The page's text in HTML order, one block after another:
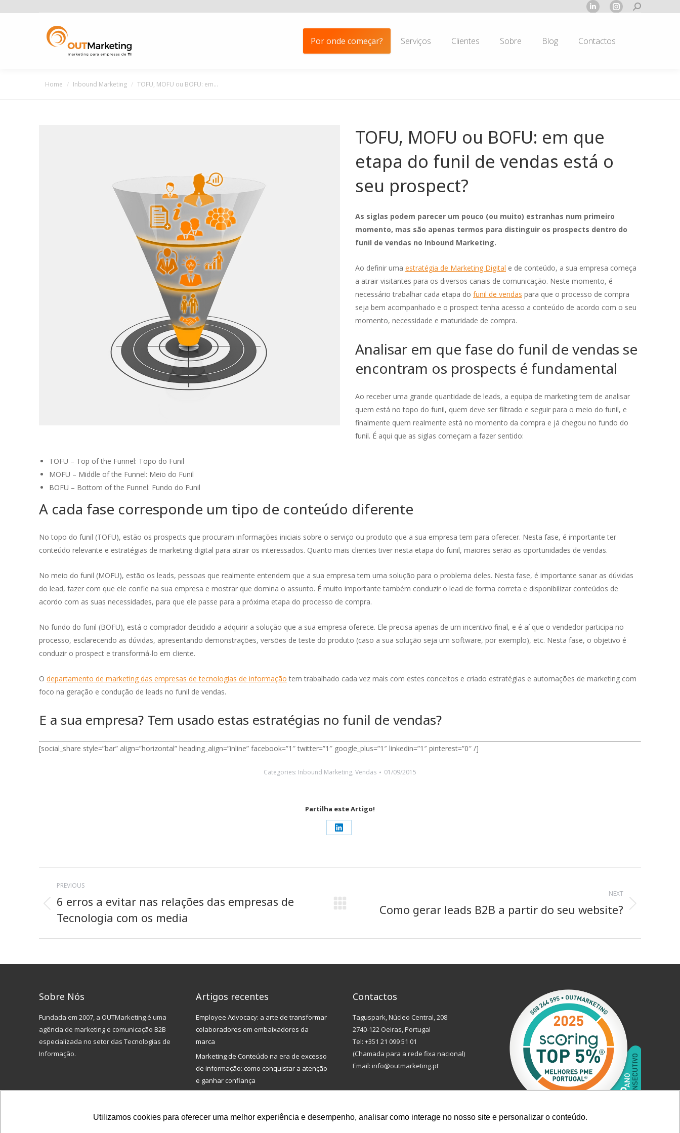
Utilizamos cookies para oferecer uma melhor experiência e desempenho, analisar como interage no nosso site e personalizar o conteúdo.
Linkedin
opens
Instagram
Search:
Por onde começar? Serviços Clientes Sobre Blog Contactos
You are here:
Home Inbound Marketing TOFU, MOFU ou BOFU: em…
TOFU, MOFU ou BOFU: em que
etapa do funil de vendas está o
seu prospect?
As siglas podem parecer um pouco (ou muito) estranhas num primeiro
momento, mas são apenas termos para distinguir os prospects dentro do
funil de vendas no Inbound Marketing.
Ao definir uma estratégia de Marketing Digital e de conteúdo, a sua empresa começa
a atrair visitantes para os diversos canais de comunicação. Neste momento, é
necessário trabalhar cada etapa do funil de vendas para que o processo de compra
seja bem acompanhado e o prospect tenha acesso a conteúdo de acordo com o seu
momento, necessidade e maturidade de compra.
Analisar em que fase do funil de vendas se
encontram os prospects é fundamental
Ao receber uma grande quantidade de leads, a equipa de marketing tem de analisar
quem está no topo do funil, quem deve ser filtrado e seguir para o meio do funil, e
finalmente quem realmente está no momento da compra e já chegou no fundo do
funil. É aqui que as siglas começam a fazer sentido:
TOFU – Top of the Funnel: Topo do Funil
MOFU – Middle of the Funnel: Meio do Funil
BOFU – Bottom of the Funnel: Fundo do Funil
A cada fase corresponde um tipo de conteúdo diferente
No topo do funil (TOFU), estão os prospects que procuram informações iniciais sobre o serviço ou produto que a sua empresa tem para oferecer. Nesta fase, é importante ter
conteúdo relevante e estratégias de marketing digital para atrair os interessados. Quanto mais clientes tiver nesta etapa do funil, maiores serão as oportunidades de vendas.
No meio do funil (MOFU), estão os leads, pessoas que realmente entendem que a sua empresa tem uma solução para o problema deles. Nesta fase, é importante sanar as dúvidas
do lead, fazer com que ele confie na sua empresa e mostrar que domina o assunto. É muito importante também conduzir o lead de forma correta e disponibilizar conteúdos de
acordo com as suas necessidades, para que ele passe para a próxima etapa do processo de compra.
No fundo do funil (BOFU), está o comprador decidido a adquirir a solução que a sua empresa oferece. Ele precisa apenas de um incentivo final, e é aí que o vendedor participa no
processo, esclarecendo as dúvidas, apresentando demonstrações, versões de teste do produto (caso a sua solução seja um software, por exemplo), etc. Nesta fase, o objetivo é
conduzir o prospect e transformá-lo em cliente.
O departamento de marketing das empresas de tecnologias de informação tem trabalhado cada vez mais com estes conceitos e criado estratégias e automações de marketing com
foco na geração e condução de leads no funil de vendas.
E a sua empresa? Tem usado estas estratégias no funil de vendas?
[social_share style=”bar” align=”horizontal” heading_align=”inline” facebook=”1″ twitter=”1″ google_plus=”1″ linkedin=”1″ pinterest=”0″ /]
Categories: Inbound Marketing, Vendas 01/09/2015
Partilha este Artigo!
Share
LinkedIn
navigation
PREVIOUS
Previous
post:
6 erros a evitar nas relações das empresas de
Tecnologia com os media
NEXT
Como gerar leads B2B a partir do seu website?
Sobre Nós
Fundada em 2007, a OUTMarketing é uma
agência de marketing e comunicação B2B
especializada no setor das Tecnologias de
Informação.
Artigos recentes
Employee Advocacy: a arte de transformar
colaboradores em embaixadores da
marca
Marketing de Conteúdo na era de excesso
de informação: como conquistar a atenção
e ganhar confiança
Contactos
Taguspark, Núcleo Central, 208
2740-122 Oeiras, Portugal
Tel: +351 21 099 51 01
(Chamada para a rede fixa nacional)
Email: info@outmarketing.pt